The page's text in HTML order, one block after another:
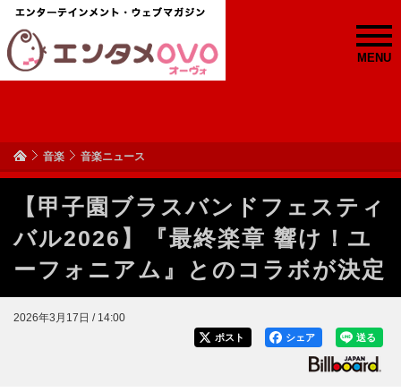
MENU
音楽 音楽ニュース
【甲子園ブラスバンドフェスティ
バル2026】『最終楽章 響け！ユ
ーフォニアム』とのコラボが決定
2026年3月17日 / 14:00
送る
シェア
ポスト